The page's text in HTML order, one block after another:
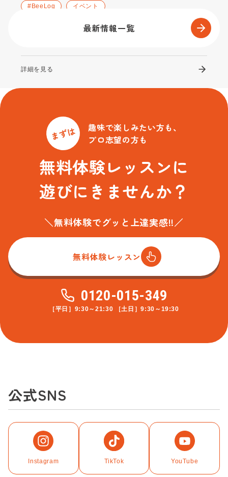
#BeeLog イベント
なないろ学童様にて演奏会を開催しました♪
詳細を見る
最新情報一覧
まずは
趣味で楽しみたい方も、
プロ志望の方も
無料体験レッスンに
遊びにきませんか？
＼無料体験でグッと上達実感!!／
無料体験レッスン
0120-015-349
［平日］9:30～21:30 ［土日］9:30～19:30
公式SNS
Instagram TikTok YouTube